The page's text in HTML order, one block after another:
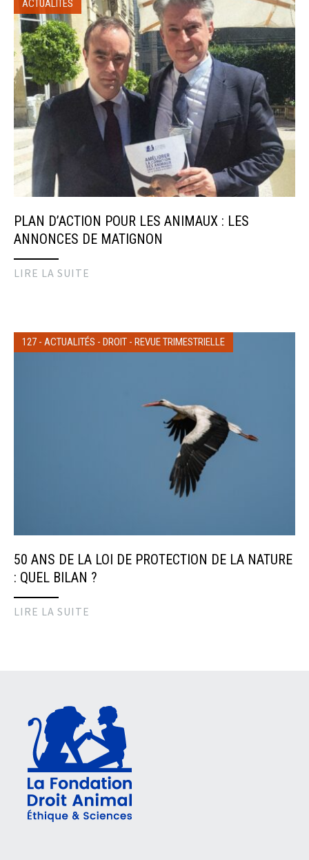
ACTUALITÉS
PLAN D’ACTION POUR LES ANIMAUX : LES
ANNONCES DE MATIGNON
LIRE LA SUITE
127 - ACTUALITÉS - DROIT - REVUE TRIMESTRIELLE
50 ANS DE LA LOI DE PROTECTION DE LA NATURE
: QUEL BILAN ?
LIRE LA SUITE